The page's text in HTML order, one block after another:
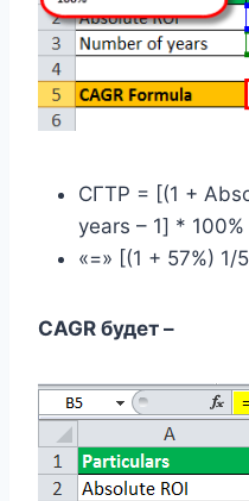
СГТР = [(1 +
years – 1] * 100%
«=» [(1 + 57%) 1/
CAGR будет –